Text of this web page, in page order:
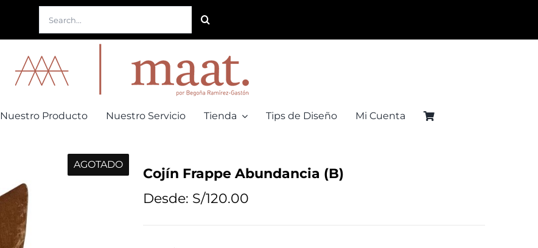
Nuestro Producto Nuestro Servicio Tienda Tips de Diseño Mi Cuenta
AGOTADO
Cojín Frappe Abundancia (B)
Desde: S/120.00